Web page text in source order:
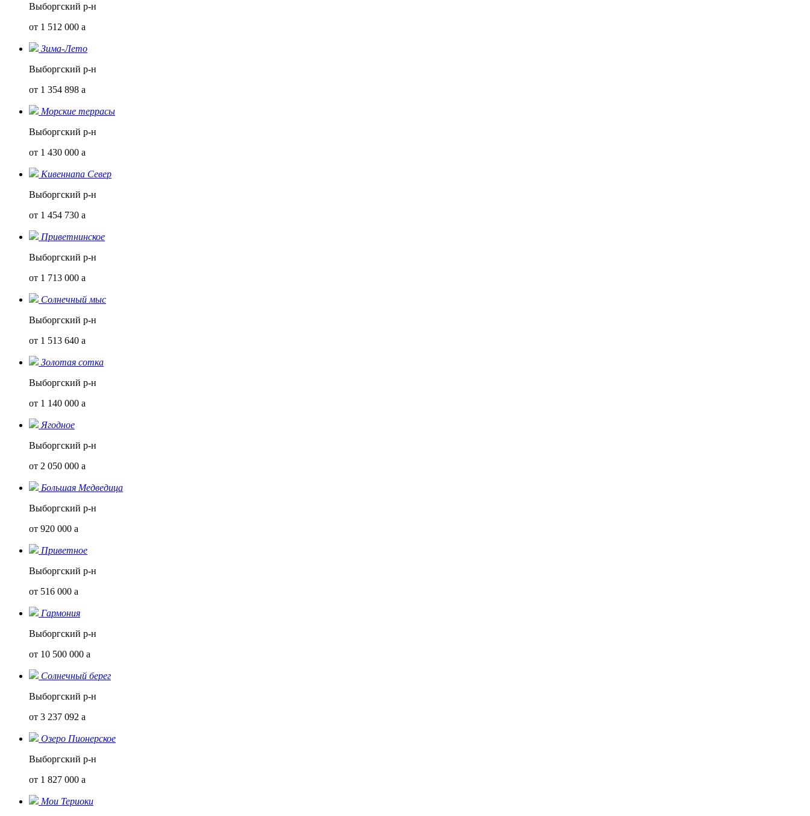
Выборгский р-н
от 1 512 000 a
Зима-Лето
Выборгский р-н
от 1 354 898 a
Морские террасы
Выборгский р-н
от 1 430 000 a
Кивеннапа Север
Выборгский р-н
от 1 454 730 a
Приветнинское
Выборгский р-н
от 1 713 000 a
Солнечный мыс
Выборгский р-н
от 1 513 640 a
Золотая сотка
Выборгский р-н
от 1 140 000 a
Ягодное
Выборгский р-н
от 2 050 000 a
Большая Медведица
Выборгский р-н
от 920 000 a
Приветное
Выборгский р-н
от 516 000 a
Гармония
Выборгский р-н
от 10 500 000 a
Солнечный берег
Выборгский р-н
от 3 237 092 a
Озеро Пионерское
Выборгский р-н
от 1 827 000 a
Мои Териоки